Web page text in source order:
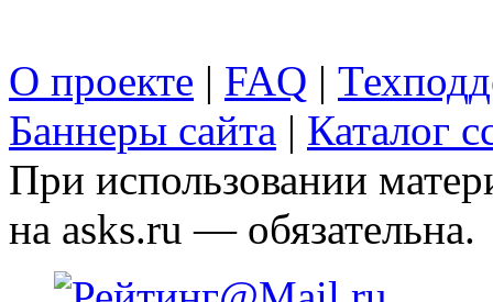
О проекте | FAQ |
Баннеры сайта | Каталог
При использовании
на asks.ru — обязательна.